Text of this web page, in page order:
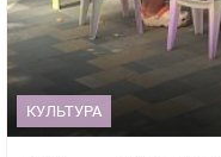
КУЛЬТУРА